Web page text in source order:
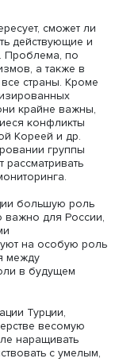
надеются с ее
понимают,
в Азии,